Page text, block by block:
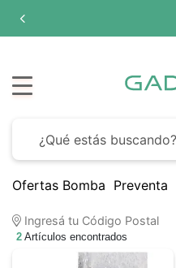
Ofertas Bomba Preventa
Ingresá tu Código Postal
2 Artículos encontrados